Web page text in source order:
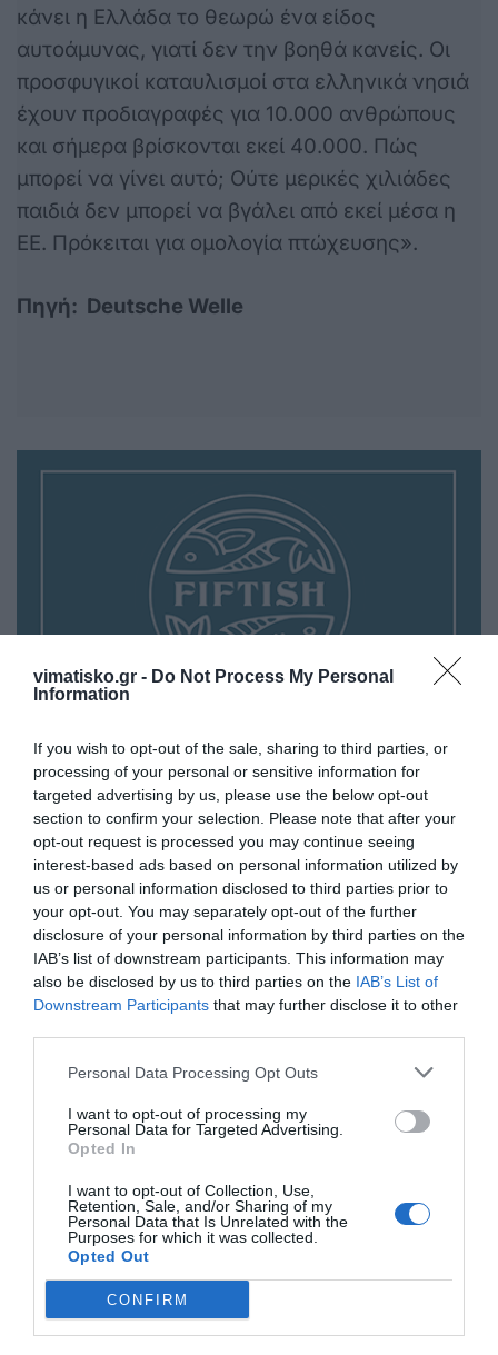
vimatisko.gr - Do Not Process My Personal
Information
If you wish to opt-out of the sale, sharing to third parties, or
processing of your personal or sensitive information for
targeted advertising by us, please use the below opt-out
section to confirm your selection. Please note that after your
opt-out request is processed you may continue seeing
interest-based ads based on personal information utilized by
us or personal information disclosed to third parties prior to
your opt-out. You may separately opt-out of the further
disclosure of your personal information by third parties on the
IAB’s list of downstream participants. This information may
also be disclosed by us to third parties on the IAB’s List of
Downstream Participants that may further disclose it to other
Personal Data Processing Opt Outs
I want to opt-out of processing my
Personal Data for Targeted Advertising.
Opted In
I want to opt-out of Collection, Use,
Retention, Sale, and/or Sharing of my
Personal Data that Is Unrelated with the
Purposes for which it was collected.
Opted Out
CONFIRM
κάνει η Ελλάδα το θεωρώ ένα είδος
αυτοάμυνας, γιατί δεν την βοηθά κανείς. Οι
προσφυγικοί καταυλισμοί στα ελληνικά νησιά
έχουν προδιαγραφές για 10.000 ανθρώπους
και σήμερα βρίσκονται εκεί 40.000. Πώς
μπορεί να γίνει αυτό; Ούτε μερικές χιλιάδες
παιδιά δεν μπορεί να βγάλει από εκεί μέσα η
ΕΕ. Πρόκειται για ομολογία πτώχευσης».
Πηγή: Deutsche Welle